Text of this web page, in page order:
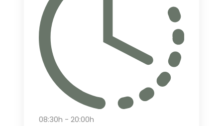
08:30h - 20:00h